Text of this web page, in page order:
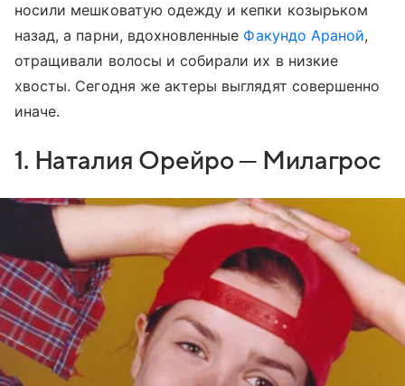
носили мешковатую одежду и кепки козырьком
назад, а парни, вдохновленные Факундо Араной,
отращивали волосы и собирали их в низкие
хвосты. Сегодня же актеры выглядят совершенно
иначе.
1. Наталия Орейро — Милагрос